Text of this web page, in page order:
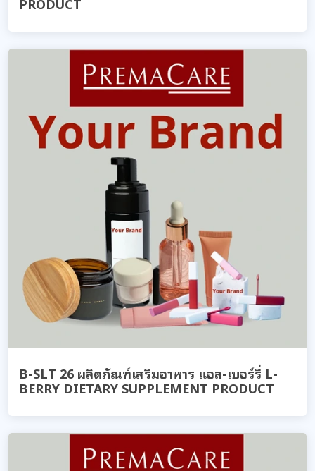
B-SLT 26 ผลิตภัณฑ์เสริมอาหาร แอล-เบอร์รี่ L-
BERRY DIETARY SUPPLEMENT PRODUCT